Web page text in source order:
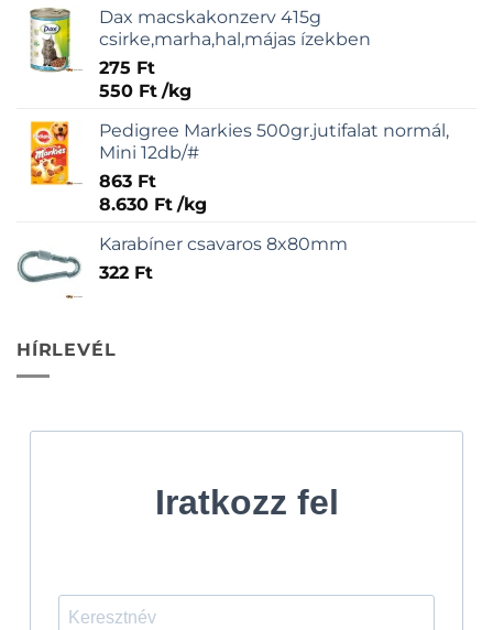
Dax macskakonzerv 415g
csirke,marha,hal,májas ízekben
275 Ft
550 Ft /kg
Pedigree Markies 500gr.jutifalat normál,
Mini 12db/#
863 Ft
8.630 Ft /kg
Karabíner csavaros 8x80mm
322 Ft
HÍRLEVÉL
Iratkozz fel